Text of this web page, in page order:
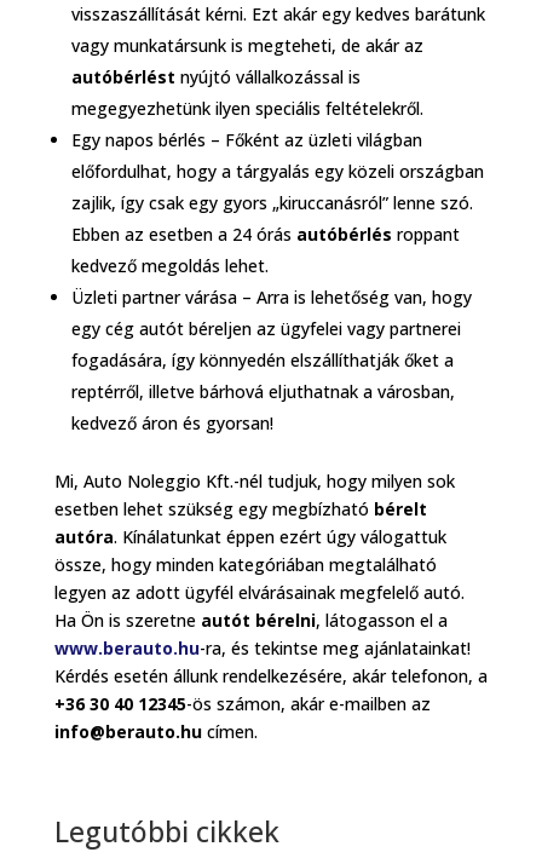
visszaszállítását kérni. Ezt akár egy kedves barátunk
vagy munkatársunk is megteheti, de akár az
autóbérlést nyújtó vállalkozással is
megegyezhetünk ilyen speciális feltételekről.
Egy napos bérlés – Főként az üzleti világban
előfordulhat, hogy a tárgyalás egy közeli országban
zajlik, így csak egy gyors „kiruccanásról” lenne szó.
Ebben az esetben a 24 órás autóbérlés roppant
kedvező megoldás lehet.
Üzleti partner várása – Arra is lehetőség van, hogy
egy cég autót béreljen az ügyfelei vagy partnerei
fogadására, így könnyedén elszállíthatják őket a
reptérről, illetve bárhová eljuthatnak a városban,
kedvező áron és gyorsan!
Mi, Auto Noleggio Kft.-nél tudjuk, hogy milyen sok
esetben lehet szükség egy megbízható bérelt
autóra. Kínálatunkat éppen ezért úgy válogattuk
össze, hogy minden kategóriában megtalálható
legyen az adott ügyfél elvárásainak megfelelő autó.
Ha Ön is szeretne autót bérelni, látogasson el a
www.berauto.hu-ra, és tekintse meg ajánlatainkat!
Kérdés esetén állunk rendelkezésére, akár telefonon, a
+36 30 40 12345-ös számon, akár e-mailben az
info@berauto.hucímen.
Legutóbbi cikkek